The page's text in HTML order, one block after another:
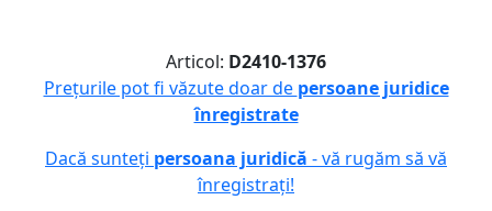
Articol: D2410-1376
Prețurile pot fi văzute doar de persoane juridice
înregistrate
Dacă sunteți persoana juridică - vă rugăm să vă
înregistrați!